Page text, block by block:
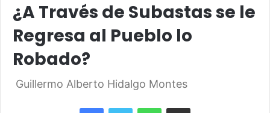
¿A Través de Subastas se le
Regresa al Pueblo lo
Robado?
Guillermo Alberto Hidalgo Montes
FacebookTwitter WhatsAppShare via Email